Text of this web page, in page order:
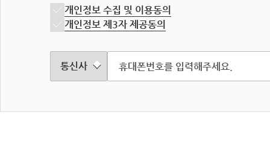
개인정보 수집 및 이용동의
개인정보 제3자 제공동의